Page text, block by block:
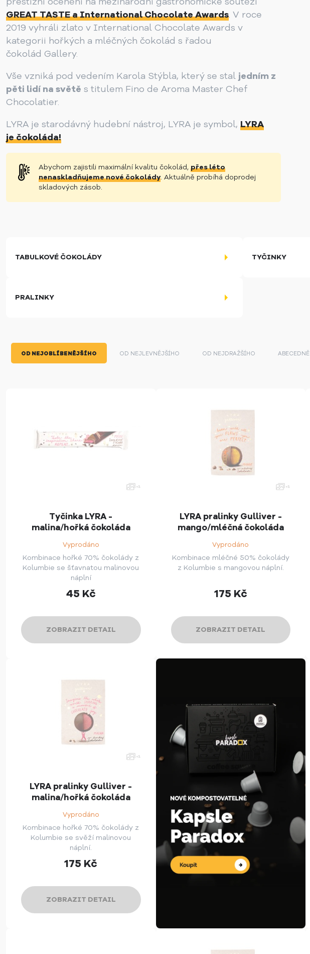
GREAT TASTE a International Chocolate Awards. V roce
2019 vyhráli zlato v International Chocolate Awards v
kategorii hořkých a mléčných čokolád s řadou
čokolád Gallery.
Vše vzniká pod vedením Karola Stýbla, který se stal jedním z
pěti lidí na světě s titulem Fino de Aroma Master Chef
Chocolatier.
LYRA je starodávný hudební nástroj, LYRA je symbol, LYRA
je čokoláda!
Abychom zajistili maximální kvalitu čokolád, přes léto
nenaskladňujeme nové čokolády. Aktuálně probíhá doprodej
skladových zásob.
TABULKOVÉ ČOKOLÁDY TYČINKY
PRALINKY
OD NEJOBLÍBENĚJŠÍHO OD NEJLEVNĚJŠÍHO OD NEJDRAŽŠÍHO ABECEDNĚ
Tyčinka LYRA -
malina/hořká čokoláda
Vyprodáno
Kombinace hořké 70% čokolády z
Kolumbie se šťavnatou malinovou
náplní
45 Kč
ZOBRAZIT DETAIL
LYRA pralinky Gulliver -
mango/mléčná čokoláda
Vyprodáno
Kombinace mléčné 50% čokolády
z Kolumbie s mangovou náplní.
175 Kč
ZOBRAZIT DETAIL
LYRA pralinky Gulliver -
malina/hořká čokoláda
Vyprodáno
Kombinace hořké 70% čokolády z
Kolumbie se svěží malinovou
náplní.
175 Kč
ZOBRAZIT DETAIL